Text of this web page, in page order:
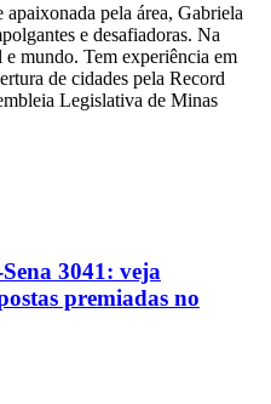
pela área, Gabriela
e desafiadoras. Na
mundo. Tem experiência em
de cidades pela Record
Legislativa de Minas
3041: veja
premiadas no